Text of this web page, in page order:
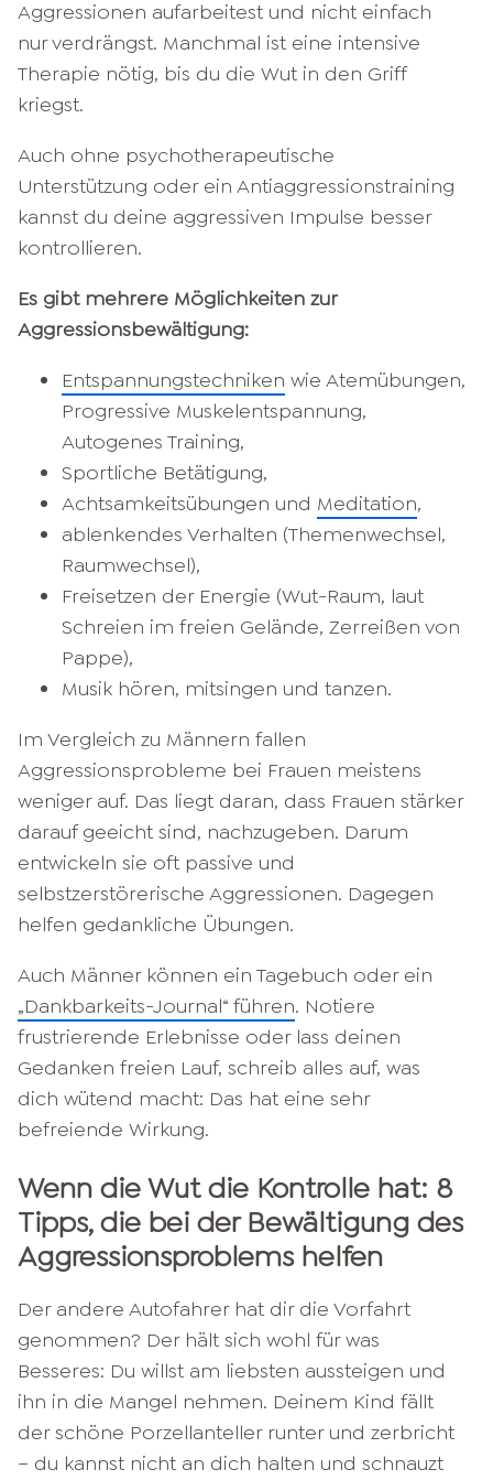
Aggressionen aufarbeitest und nicht einfach
nur verdrängst. Manchmal ist eine intensive
Therapie nötig, bis du die Wut in den Griff
kriegst.
Auch ohne psychotherapeutische
Unterstützung oder ein Antiaggressionstraining
kannst du deine aggressiven Impulse besser
kontrollieren.
Es gibt mehrere Möglichkeiten zur
Aggressionsbewältigung:
Entspannungstechniken wie Atemübungen,
Progressive Muskelentspannung,
Autogenes Training,
Sportliche Betätigung,
Achtsamkeitsübungen und Meditation,
ablenkendes Verhalten (Themenwechsel,
Raumwechsel),
Freisetzen der Energie (Wut-Raum, laut
Schreien im freien Gelände, Zerreißen von
Pappe),
Musik hören, mitsingen und tanzen.
Im Vergleich zu Männern fallen
Aggressionsprobleme bei Frauen meistens
weniger auf. Das liegt daran, dass Frauen stärker
darauf geeicht sind, nachzugeben. Darum
entwickeln sie oft passive und
selbstzerstörerische Aggressionen. Dagegen
helfen gedankliche Übungen.
Auch Männer können ein Tagebuch oder ein
„Dankbarkeits-Journal“ führen. Notiere
frustrierende Erlebnisse oder lass deinen
Gedanken freien Lauf, schreib alles auf, was
dich wütend macht: Das hat eine sehr
befreiende Wirkung.
Wenn die Wut die Kontrolle hat: 8
Tipps, die bei der Bewältigung des
Aggressionsproblems helfen
Der andere Autofahrer hat dir die Vorfahrt
genommen? Der hält sich wohl für was
Besseres: Du willst am liebsten aussteigen und
ihn in die Mangel nehmen. Deinem Kind fällt
der schöne Porzellanteller runter und zerbricht
– du kannst nicht an dich halten und schnauzt